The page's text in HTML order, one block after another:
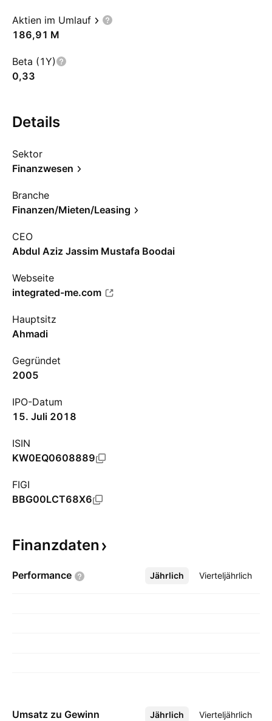
Aktien im Umlauf
‪186,91 M‬
Beta (1Y)
0,33
Details
Sektor
Finanzwesen
Branche
Finanzen/Mieten/Leasing
CEO
Abdul Aziz Jassim Mustafa Boodai
Webseite
integrated-me.com
Hauptsitz
Ahmadi
Gegründet
2005
IPO-Datum
15. Juli 2018
ISIN
KW0EQ0608889
FIGI
BBG00LCT68X6
Finanzdaten
Performance Jährlich Vierteljährlich
Mehr
Umsatz zu Gewinn
Jährlich Vierteljährlich
Mehr